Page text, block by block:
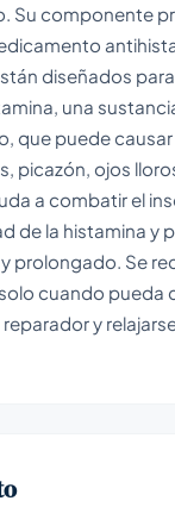
Su componente
diseñados
una
que puede
picazón, ojos
a combatir el
de la histamina y
prolongado. Se
cuando pueda
y